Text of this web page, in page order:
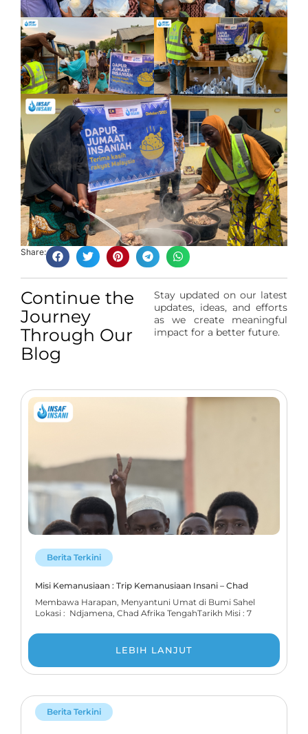
Share:
Continue the
Journey
Through Our
Blog
Stay updated on our latest
updates, ideas, and efforts
as we create meaningful
impact for a better future.
Berita Terkini
Misi Kemanusiaan : Trip Kemanusiaan Insani – Chad
Membawa Harapan, Menyantuni Umat di Bumi Sahel
Lokasi : Ndjamena, Chad Afrika TengahTarikh Misi : 7
LEBIH LANJUT
Berita Terkini